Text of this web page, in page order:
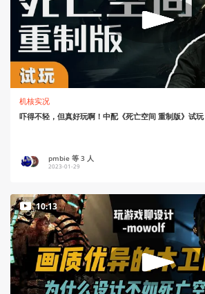
机核实况
吓得不轻，但真好玩啊！中配《死亡空间 重制版》试玩
pmbie 等 3 人
2023-01-29
10:13